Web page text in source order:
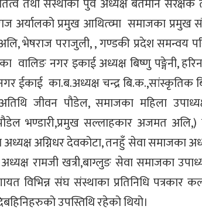
तथा संस्थाका पुर्व अध्यक्ष बर्तमान
अर्यालको प्रमुख आथित्व्मा समाजका प्रमुख
भेषराज पराजुली, , गण्डकी प्रदेश समन्वय
वालिङ नगर इकाई अध्यक्ष बिष्णु पङ्गेनी,
ईकाई का.ब.अध्यक्ष चन्द्र बि.क.,सांस्कृतिक
जीवन पौडेल, समाजका महिला
भण्डारी,प्रमुख सल्लाहकार अजमत
अग्निधर देवकोटा, तनहुँ सेवा समाजका
रामजी खत्री,बाग्लुङ सेवा समाजका
विभिन्न संघ संस्थाका प्रतिनिधि पत्रकार
उपस्तिथि रहेको थियो।